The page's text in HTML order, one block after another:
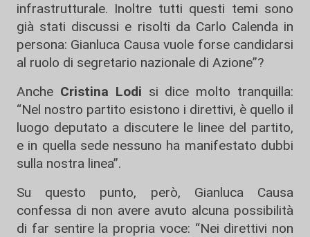
infrastrutturale. Inoltre tutti questi temi sono
già stati discussi e risolti da Carlo Calenda in
persona: Gianluca Causa vuole forse candidarsi
al ruolo di segretario nazionale di Azione”?
Anche Cristina Lodi si dice molto tranquilla:
“Nel nostro partito esistono i direttivi, è quello il
luogo deputato a discutere le linee del partito,
e in quella sede nessuno ha manifestato dubbi
sulla nostra linea”.
Su questo punto, però, Gianluca Causa
confessa di non avere avuto alcuna possibilità
di far sentire la propria voce: “Nei direttivi non